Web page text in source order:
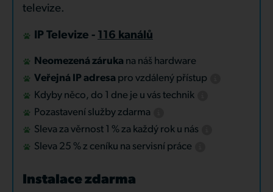
televize.
IP Televize - 116 kanálů
Neomezená záruka na náš hardware
Veřejná IP adresa pro vzdálený přístup
Kdyby něco, do 1 dne je u vás technik
Pozastavení služby zdarma
Sleva za věrnost 1 % za každý rok u nás
Sleva 25 % z ceníku na servisní práce
Instalace zdarma